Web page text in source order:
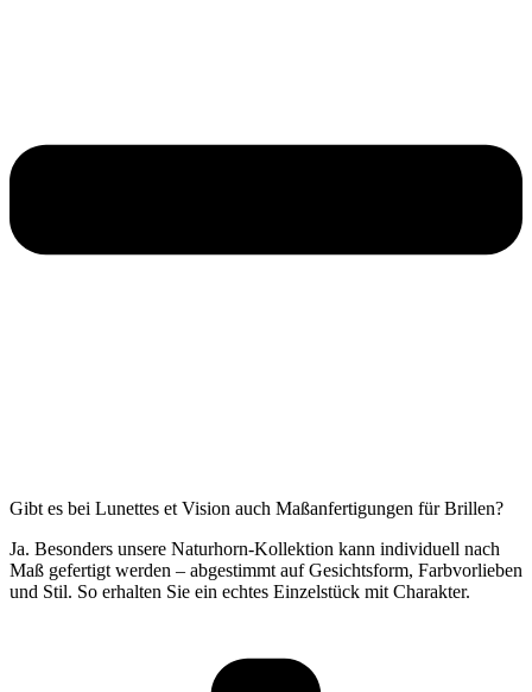
Gibt es bei Lunettes et Vision auch Maßanfertigungen für Brillen?
Ja. Besonders unsere Naturhorn-Kollektion kann individuell nach
Maß gefertigt werden – abgestimmt auf Gesichtsform, Farbvorlieben
und Stil. So erhalten Sie ein echtes Einzelstück mit Charakter.